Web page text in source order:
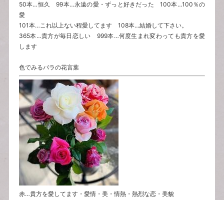
50本…恒久 99本…永遠の愛・ずっと好きだった 100本…100％の
愛
101本…これ以上ない程愛してます 108本…結婚して下さい。
365本…貴方が毎日恋しい 999本…何度生まれ変わっても貴方を愛
します
色でみるバラの花言葉
赤…貴方を愛してます・愛情・美・情熱・熱烈な恋・美貌